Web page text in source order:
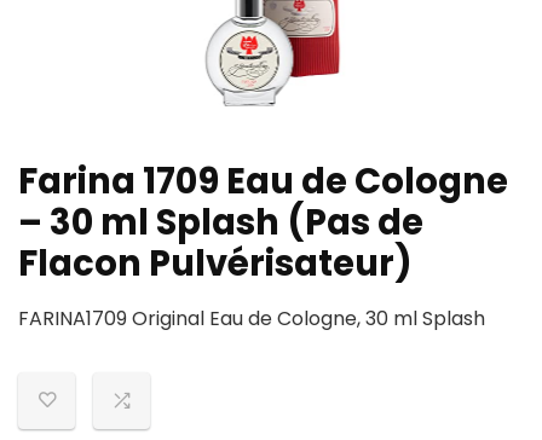
Farina 1709 Eau de Cologne
– 30 ml Splash (Pas de
Flacon Pulvérisateur)
FARINA1709 Original Eau de Cologne, 30 ml Splash